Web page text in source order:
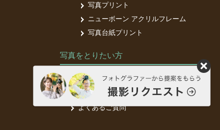
写真プリント
ニューボーン アクリルフレーム
写真台紙プリント
写真をとりたい方
フォトグラファー募集中
フォトグラファー登録（無料）
よくあるご質問